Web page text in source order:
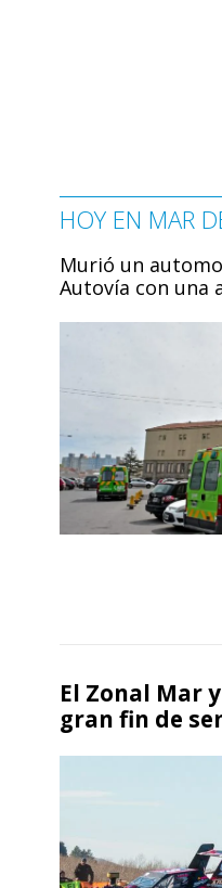
HOY EN MAR
Murió un
Autovía con una
El Zonal Mar
gran fin de